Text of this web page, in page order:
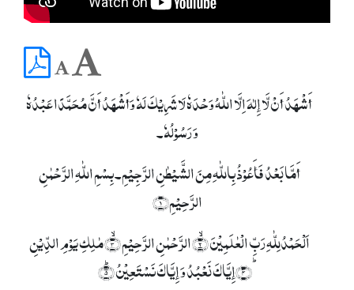
أَشْھَدُ أَنْ لَّا إِلٰہَ اِلَّا اللّٰہُ وَحْدَہٗ لَا شَرِیْکَ لَہٗ وَأَشْھَدُ أَنَّ مُحَمَّدًا عَبْدُہٗ
وَ رَسُوْلُہٗ۔
أَمَّا بَعْدُ فَأَعُوْذُ بِاللّٰہِ مِنَ الشَّیْطٰنِ الرَّجِیْمِ۔ بِسۡمِ اللّٰہِ الرَّحۡمٰنِ
الرَّحِیۡمِ﴿۱﴾
اَلۡحَمۡدُلِلّٰہِ رَبِّ الۡعٰلَمِیۡنَ ۙ﴿۲﴾ الرَّحۡمٰنِ الرَّحِیۡمِ ۙ﴿۳﴾ مٰلِکِ یَوۡمِ الدِّیۡنِ
ؕ﴿۴﴾إِیَّاکَ نَعۡبُدُ وَ إِیَّاکَ نَسۡتَعِیۡنُ ؕ﴿۵﴾